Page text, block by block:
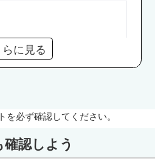
、富士フイルム、日本製
グループ、三井住友銀行、
京海上日動火災保険、ベイ
ィング、オリエンタルラン
宮城県） 他
券、良品計画、日本M＆
究所、電通、経済産業
高等裁判所、仙台地方裁判
構（第一、二種）
らに見る
必ず確認してください。
認しよう